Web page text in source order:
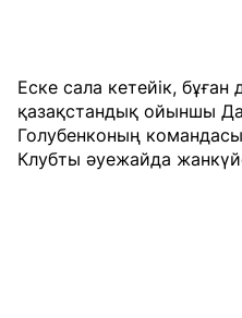
Еске сала кетейік, бұған
қазақстандық ойыншы
Голубенконың
Клубты әуежайда